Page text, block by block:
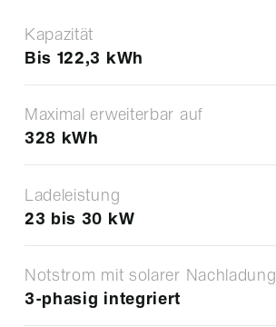
Kapazität
Bis 122,3 kWh
Maximal erweiterbar auf
328 kWh
Ladeleistung
23 bis 30 kW
Notstrom mit solarer Nachladung
3-phasig integriert